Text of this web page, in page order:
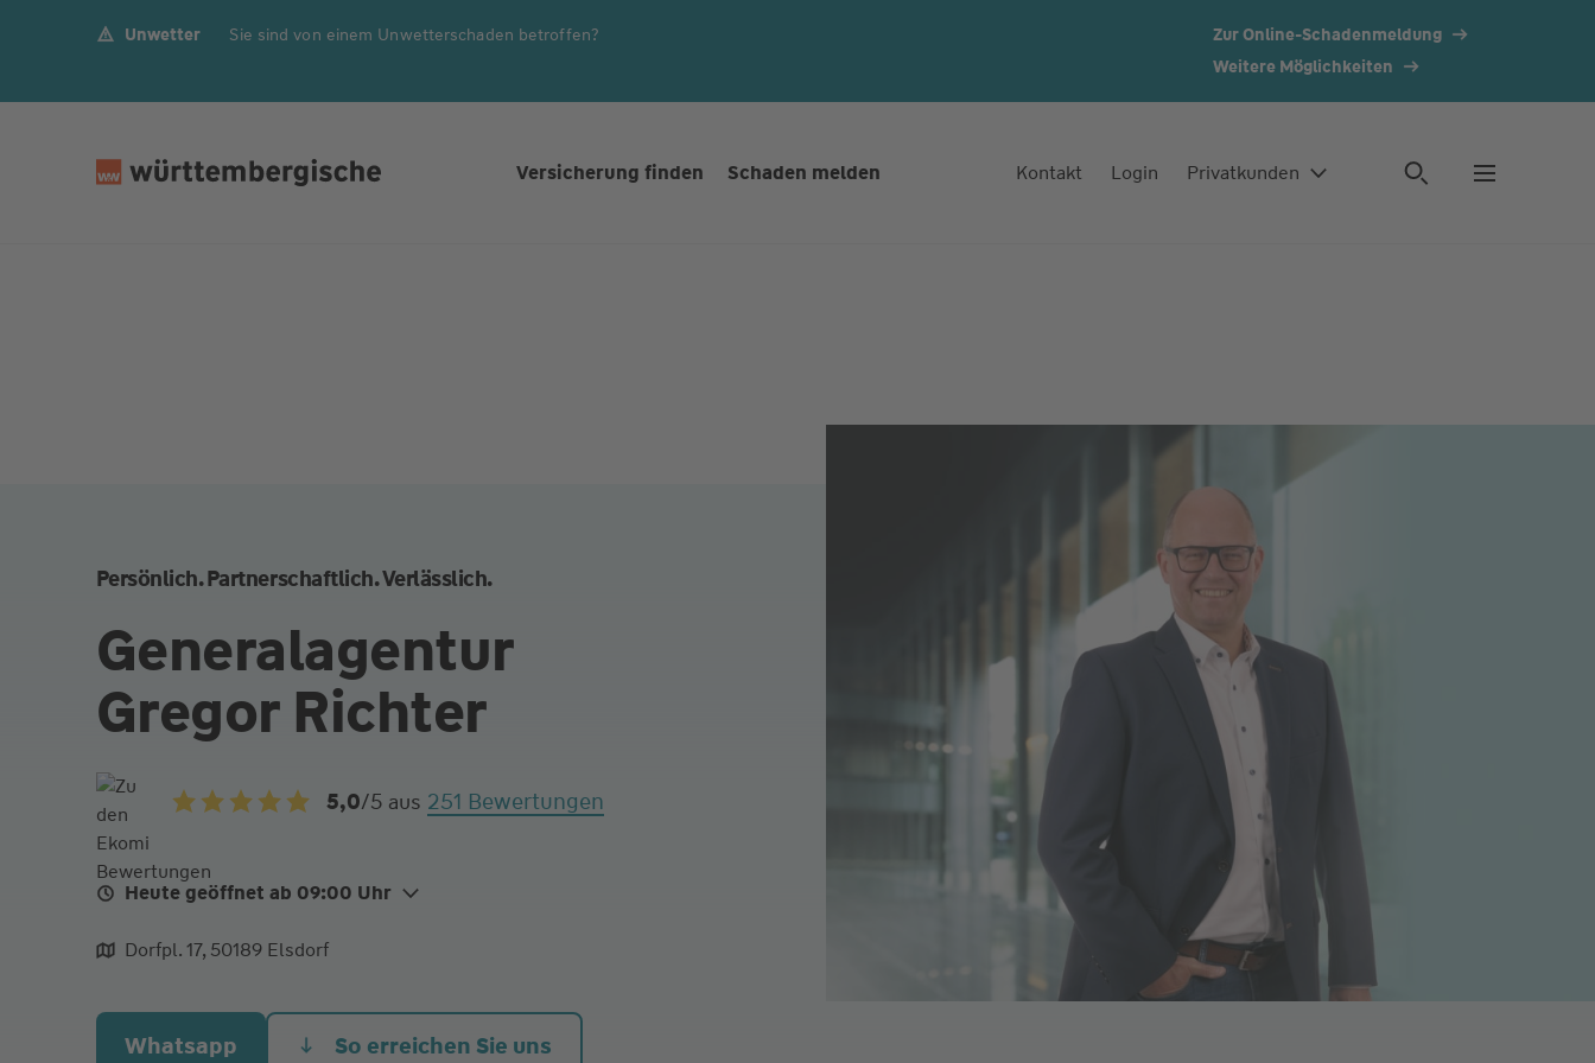
Unwetter Sie sind von einem Unwetterschaden betroffen?
Zur Online-Schadenmeldung
Weitere Möglichkeiten
Versicherung finden Schaden melden Kontakt Login Privatkunden
Persönlich. Partnerschaftlich. Verlässlich.
Generalagentur
Gregor Richter
5,0/5 aus 251 Bewertungen
Heute geöffnet ab 09:00 Uhr
Mo.
09:00 - 12:00
Mi.
09:00 - 12:00
Do.
09:00 - 12:00
14:30 - 17:00
Dorfpl. 17, 50189 Elsdorf
Whatsapp So erreichen Sie uns